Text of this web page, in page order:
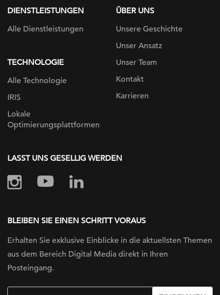
DIENSTLEISTUNGEN
Alle Dienstleistungen
TECHNOLOGIE
Alle Technologie
IRIS
Lokale
Optimierungsplattformen
ÜBER UNS
Unsere Geschichte
Unser Ansatz
Unser Team
Kontakt
Karrieren
LASST UNS GESELLIG WERDEN
BLEIBEN SIE EINEN SCHRITT VORAUS
Erhalten Sie exklusive Einblicke in die aktuellsten Themen
aus dem Bereich Digital Media direkt in Ihren
Posteingang.